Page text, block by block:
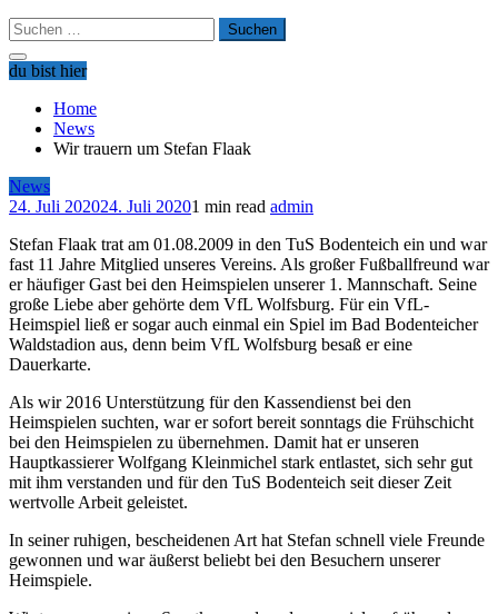
Suchen
nach:
du bist hier
Home
News
Wir trauern um Stefan Flaak
News
24. Juli 202024. Juli 20201 min read admin
Stefan Flaak trat am 01.08.2009 in den TuS Bodenteich ein und war
fast 11 Jahre Mitglied unseres Vereins. Als großer Fußballfreund war
er häufiger Gast bei den Heimspielen unserer 1. Mannschaft. Seine
große Liebe aber gehörte dem VfL Wolfsburg. Für ein VfL-
Heimspiel ließ er sogar auch einmal ein Spiel im Bad Bodenteicher
Waldstadion aus, denn beim VfL Wolfsburg besaß er eine
Dauerkarte.
Als wir 2016 Unterstützung für den Kassendienst bei den
Heimspielen suchten, war er sofort bereit sonntags die Frühschicht
bei den Heimspielen zu übernehmen. Damit hat er unseren
Hauptkassierer Wolfgang Kleinmichel stark entlastet, sich sehr gut
mit ihm verstanden und für den TuS Bodenteich seit dieser Zeit
wertvolle Arbeit geleistet.
In seiner ruhigen, bescheidenen Art hat Stefan schnell viele Freunde
gewonnen und war äußerst beliebt bei den Besuchern unserer
Heimspiele.